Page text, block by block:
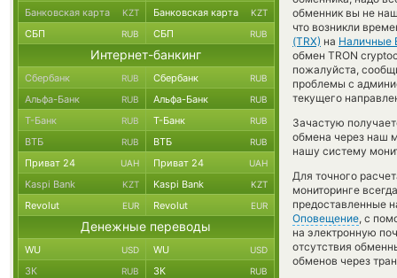
обменник вы не
что возникли
(TRX) на Наличные
обмен TRON
пожалуйста,
проблемы с
текущего
Зачастую
обмена через наш
нашу систему
Для точного
мониторинге
предоставленные
Оповещение, с
на электронную
отсутствия
обменов через
Банковская карта KZT Банковская карта KZT
СБП RUB СБП RUB
Интернет-банкинг
Сбербанк RUB Сбербанк RUB
Альфа-Банк RUB Альфа-Банк RUB
Т-Банк RUB Т-Банк RUB
ВТБ RUB ВТБ RUB
Приват 24 UAH Приват 24 UAH
Kaspi Bank KZT Kaspi Bank KZT
Revolut EUR Revolut EUR
Денежные переводы
WU USD WU USD
ЗК RUB ЗК RUB